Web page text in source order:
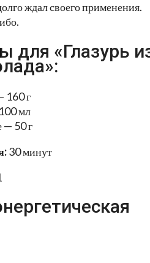
ждал своего применения.
для «Глазурь
160 г
мл
— 50 г
30 минут